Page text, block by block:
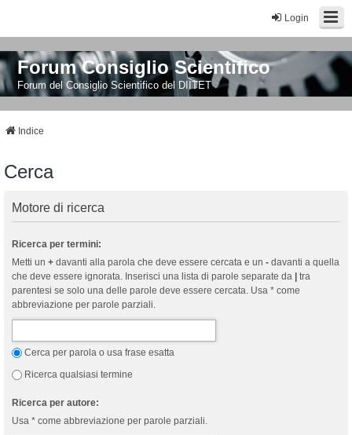
Login
Forum Consiglio Scientifico
Forum del Consiglio Scientifico del DIITET
Indice
Cerca
Motore di ricerca
Ricerca per termini:
Metti un + davanti alla parola che deve essere cercata e un - davanti a quella
che deve essere ignorata. Inserisci una lista di parole separate da
tra
parentesi se solo una delle parole deve essere cercata. Usa * come
abbreviazione per parole parziali.
Cerca per parola o usa frase esatta
Ricerca qualsiasi termine
Ricerca per autore:
Usa * come abbreviazione per parole parziali.